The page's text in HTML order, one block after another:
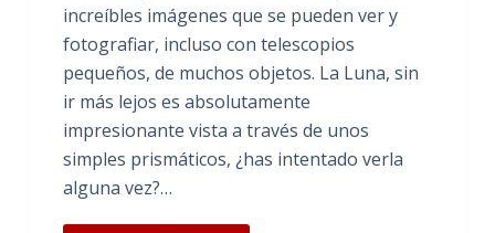
increíbles imágenes que se pueden ver y
fotografiar, incluso con telescopios
pequeños, de muchos objetos. La Luna, sin
ir más lejos es absolutamente
impresionante vista a través de unos
simples prismáticos, ¿has intentado verla
alguna vez?…